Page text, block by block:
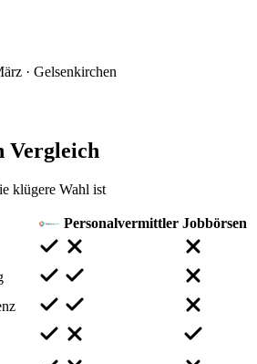
· Gelsenkirchen
Vergleich
klügere Wahl ist
Personalvermittler Jobbörsen